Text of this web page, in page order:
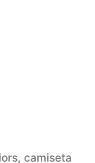
, camiseta